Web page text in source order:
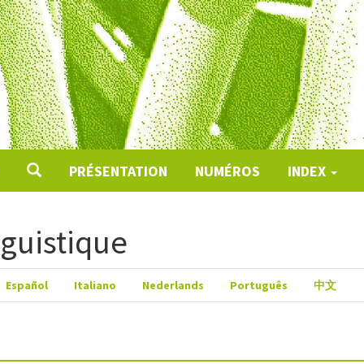
PRÉSENTATION NUMÉROS INDEX
Español Italiano Nederlands Português 中文